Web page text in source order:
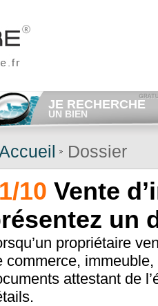
JE RECHERCHE
UN BIEN
Consulter gratuitementles
Et/ou déposer
gratuitement
votre recherche d'immobilier.
RECHERCHER UNE
ANNONCE
Dossier
10 Vente
un
propriétaire
commerce,
attestant de